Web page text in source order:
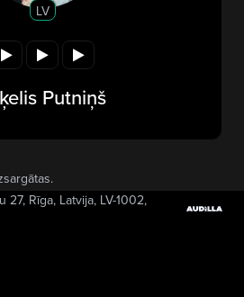
LV
Putniņš
27, Rīga, Latvija, LV-1002,